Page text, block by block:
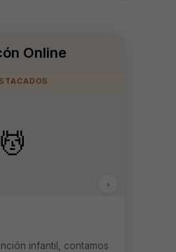
Online
💆
infantil, contamos
›